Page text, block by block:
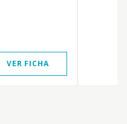
VER FICHA